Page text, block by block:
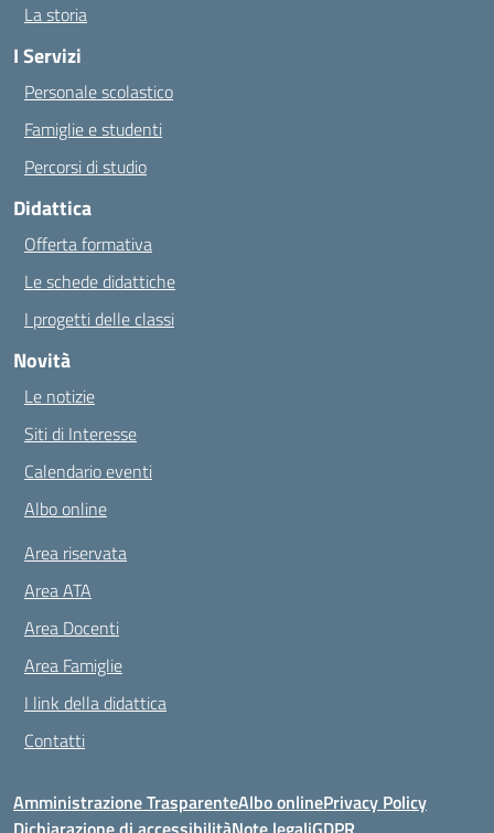
La storia
I Servizi
Personale scolastico
Famiglie e studenti
Percorsi di studio
Didattica
Offerta formativa
Le schede didattiche
I progetti delle classi
Novità
Le notizie
Siti di Interesse
Calendario eventi
Albo online
Area riservata
Area ATA
Area Docenti
Area Famiglie
I link della didattica
Contatti
Amministrazione TrasparenteAlbo onlinePrivacy Policy